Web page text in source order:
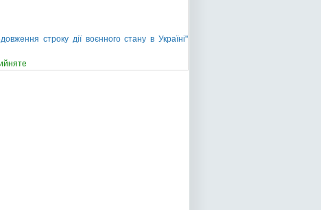
строку дії воєнного стану в Україні"